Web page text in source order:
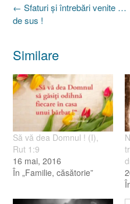
Post
navigation
← Sfaturi şi întrebări venite …
de sus !
Similare
Să vă dea Domnul ! (I),
Rut 1:9
16 mai, 2016
În „Familie, căsătorie”